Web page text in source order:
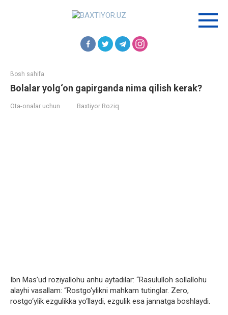
Bosh sahifa
Bolalar yolg‘on gapirganda nima qilish kerak?
Ota-onalar uchun Baxtiyor Roziq
Ibn Mas’ud roziyallohu anhu aytadilar: “Rasululloh sollallohu
alayhi vasallam: “Rostgo‘ylikni mahkam tutinglar. Zero,
rostgo‘ylik ezgulikka yo‘llaydi, ezgulik esa jannatga boshlaydi.